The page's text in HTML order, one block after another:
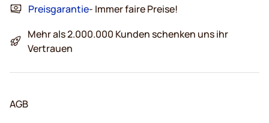
Preisgarantie- Immer faire Preise!
Mehr als 2.000.000 Kunden schenken uns ihr
Vertrauen
AGB